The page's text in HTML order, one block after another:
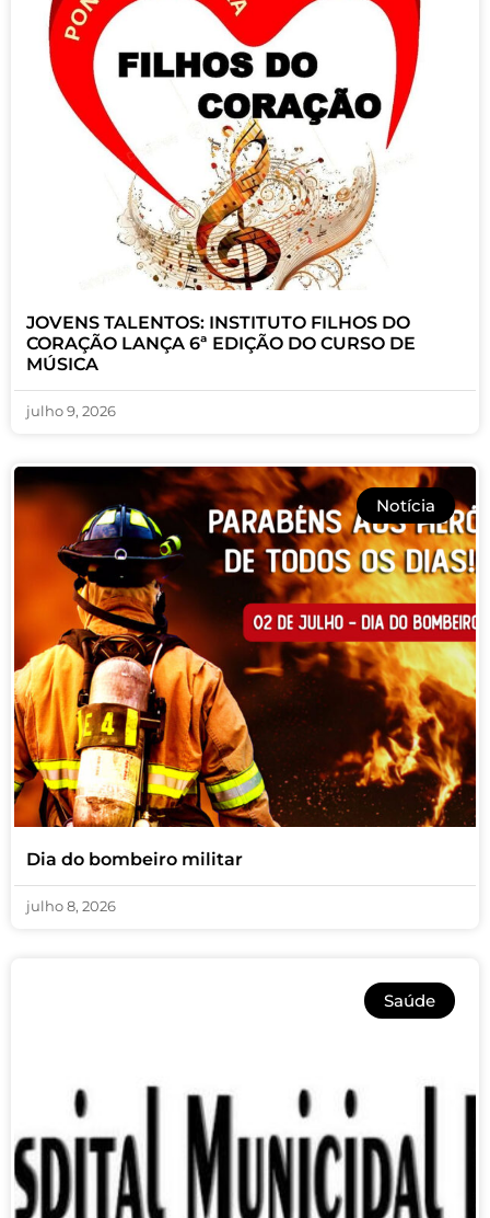
JOVENS TALENTOS: INSTITUTO FILHOS DO
CORAÇÃO LANÇA 6ª EDIÇÃO DO CURSO DE
MÚSICA
julho 9, 2026
Notícia
Dia do bombeiro militar
julho 8, 2026
Saúde